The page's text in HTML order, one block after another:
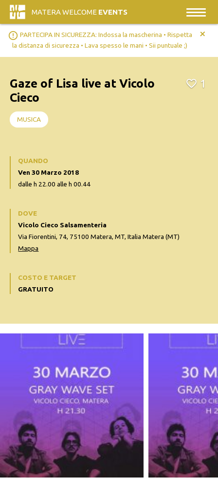
MATERA WELCOME EVENTS
error_outline PARTECIPA IN SICUREZZA: Indossa la mascherina • Rispetta
la distanza di sicurezza • Lava spesso le mani • Sii puntuale ;)
+
Gaze of Lisa live at Vicolo
Cieco
1
MUSICA
QUANDO
Ven 30 Marzo 2018
dalle h 22.00 alle h 00.44
DOVE
Vicolo Cieco Salsamenteria
Via Fiorentini, 74, 75100 Matera, MT, Italia Matera (MT)
Mappa
COSTO E TARGET
GRATUITO